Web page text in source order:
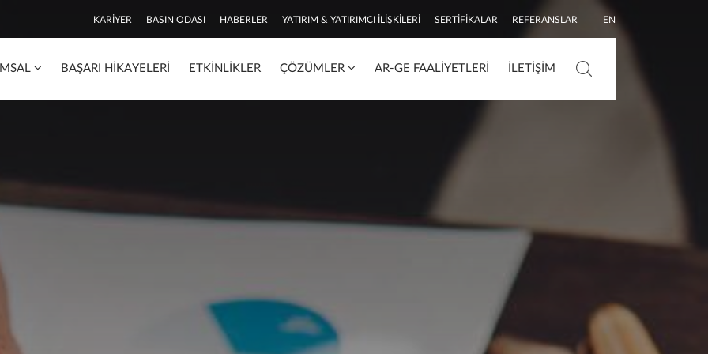
KARIYER BASIN ODASI HABERLER YATIRIM & YATIRIMCI İLIŞKILERI SERTIFIKALAR REFERANSLAR EN
BAŞARI HIKAYELERI ETKINLIKLER ÇÖZÜMLER AR-GE FAALIYETLERI İLETIŞIM